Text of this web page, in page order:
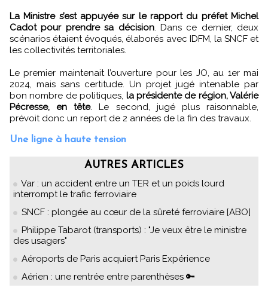
La Ministre s’est appuyée sur le rapport du préfet Michel
Cadot pour prendre sa décision. Dans ce dernier, deux
scénarios étaient évoqués, élaborés avec IDFM, la SNCF et
les collectivités territoriales.
Le premier maintenait l’ouverture pour les JO, au 1er mai
2024, mais sans certitude. Un projet jugé intenable par
bon nombre de politiques, la présidente de région, Valérie
Pécresse, en tête. Le second, jugé plus raisonnable,
prévoit donc un report de 2 années de la fin des travaux.
Une ligne à haute tension
AUTRES ARTICLES
Var : un accident entre un TER et un poids lourd
interrompt le trafic ferroviaire
SNCF : plongée au cœur de la sûreté ferroviaire [ABO]
Philippe Tabarot (transports) : "Je veux être le ministre
des usagers"
Aéroports de Paris acquiert Paris Expérience
Aérien : une rentrée entre parenthèses 🔑